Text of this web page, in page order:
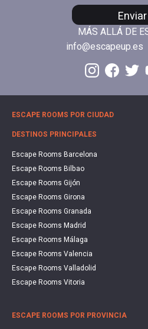
Enviar
MÁS ALLÁ DE
info@escapeup.es
ESCAPE ROOMS POR CIUDAD
DESTINOS PRINCIPALES
Escape Rooms Barcelona
Escape Rooms Bilbao
Escape Rooms Gijón
Escape Rooms Girona
Escape Rooms Granada
Escape Rooms Madrid
Escape Rooms Málaga
Escape Rooms Valencia
Escape Rooms Valladolid
Escape Rooms Vitoria
ESCAPE ROOMS POR PROVINCIA